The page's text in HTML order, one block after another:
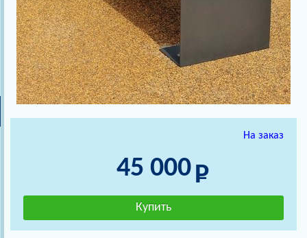
На заказ
45 000